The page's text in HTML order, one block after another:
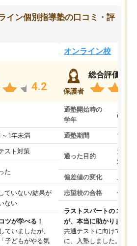
イン個別指導塾の口コミ・評
4.2
～1年未満
スト対策
た
ていない/結果が
ない
ツが学べる！
ていましたが、
子どもがやる気
オンライン校
保護者
総合評価
通塾開始時の
学年
高3
通塾期間 1～3
通った目的
大学
対策
偏差値の変化
志望校の合格 合格
ラストスパートの１か月
が、本当に助かりました
共通テストに向けての追
に、入塾しました。田舎